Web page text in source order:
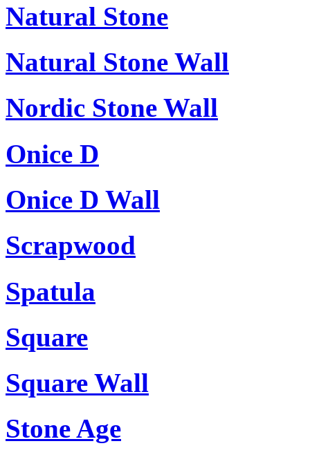
Natural Stone
Natural Stone Wall
Nordic Stone Wall
Onice D
Onice D Wall
Scrapwood
Spatula
Square
Square Wall
Stone Age